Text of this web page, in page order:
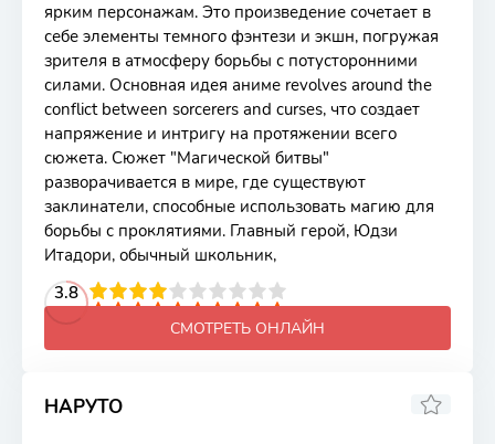
ярким персонажам. Это произведение сочетает в
себе элементы темного фэнтези и экшн, погружая
зрителя в атмосферу борьбы с потусторонними
силами. Основная идея аниме revolves around the
conflict between sorcerers and curses, что создает
напряжение и интригу на протяжении всего
сюжета. Сюжет "Магической битвы"
разворачивается в мире, где существуют
заклинатели, способные использовать магию для
борьбы с проклятиями. Главный герой, Юдзи
Итадори, обычный школьник,
3.8
4 5 6 7 8 9 10
СМОТРЕТЬ ОНЛАЙН
НАРУТО